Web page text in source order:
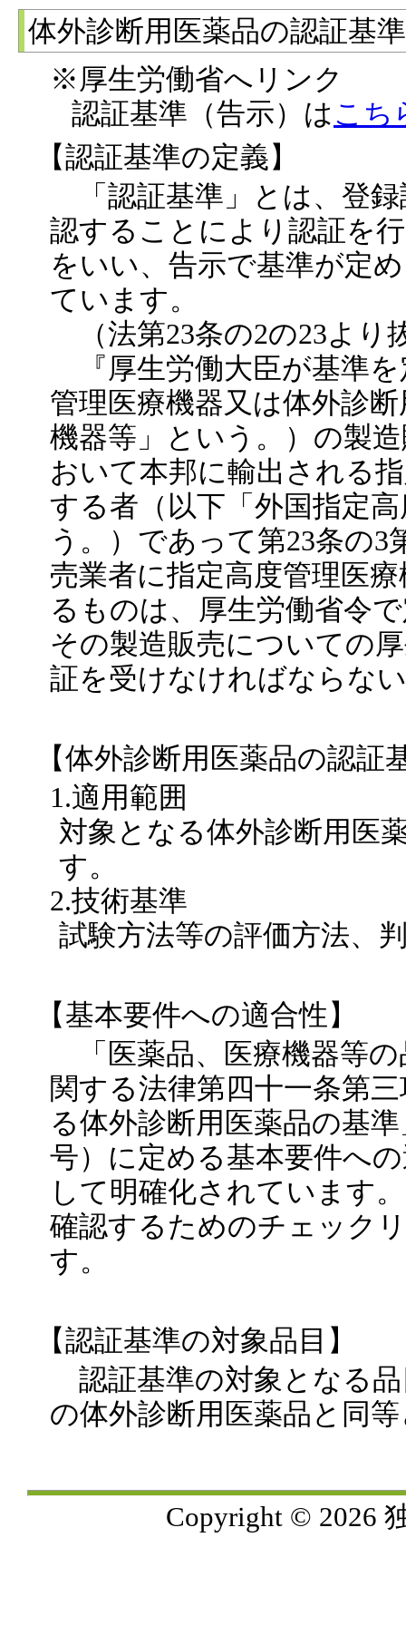
体外診断用医薬品の認証基
※厚生労働省へリンク
認証基準（告示）はこち
【認証基準の定義】
「認証基準」とは、登
認することにより認証を
をいい、告示で基準が定
ています。
（法第23条の2の23より
『厚生労働大臣が基準
管理医療機器又は体外診
機器等」という。）の製
おいて本邦に輸出される
する者（以下「外国指定
う。）であって第23条の
売業者に指定高度管理医
るものは、厚生労働省令
その製造販売についての
証を受けなければならな
【体外診断用医薬品の認証
1.適用範囲
対象となる体外診断用医
す。
2.技術基準
試験方法等の評価方法、
【基本要件への適合性】
「医薬品、医療機器等の
関する法律第四十一条第
る体外診断用医薬品の基
号）に定める基本要件へ
して明確化されています
確認するためのチェック
す。
【認証基準の対象品目】
認証基準の対象となる
の体外診断用医薬品と同
Copyright © 2026